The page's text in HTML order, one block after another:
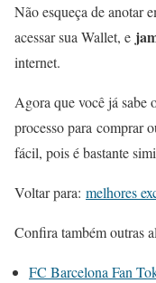
Não esqueça de anotar
acessar sua Wallet, e
internet.
Agora que você já sabe
processo para comprar
fácil, pois é bastante
Voltar para: melhores
Confira também outras
FC Barcelona Fan